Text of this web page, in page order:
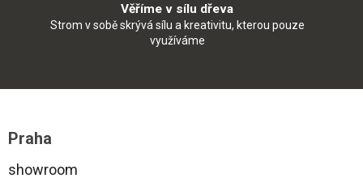
Věříme v sílu dřeva
Strom v sobě skrývá sílu a kreativitu, kterou pouze
využíváme
Praha
showroom